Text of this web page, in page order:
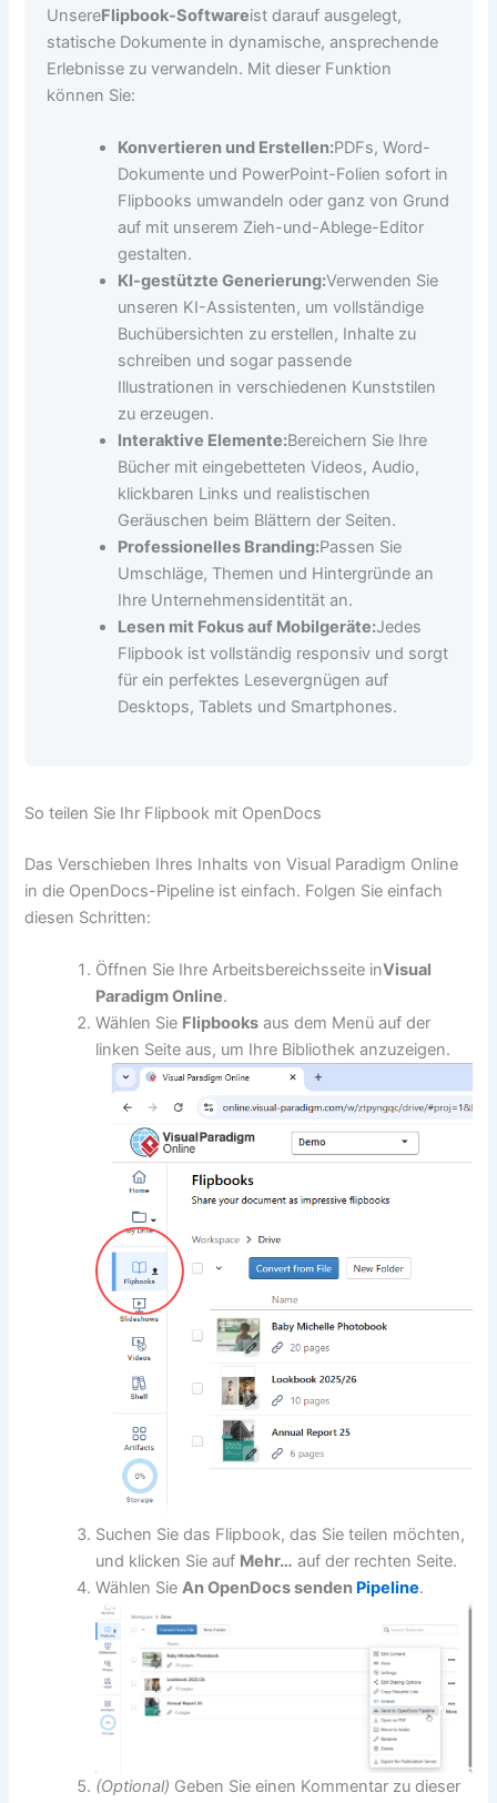
UnsereFlipbook-Softwareist darauf ausgelegt,
statische Dokumente in dynamische, ansprechende
Erlebnisse zu verwandeln. Mit dieser Funktion
können Sie:
Konvertieren und Erstellen:PDFs, Word-
Dokumente und PowerPoint-Folien sofort in
Flipbooks umwandeln oder ganz von Grund
auf mit unserem Zieh-und-Ablege-Editor
gestalten.
KI-gestützte Generierung:Verwenden Sie
unseren KI-Assistenten, um vollständige
Buchübersichten zu erstellen, Inhalte zu
schreiben und sogar passende
Illustrationen in verschiedenen Kunststilen
zu erzeugen.
Interaktive Elemente:Bereichern Sie Ihre
Bücher mit eingebetteten Videos, Audio,
klickbaren Links und realistischen
Geräuschen beim Blättern der Seiten.
Professionelles Branding:Passen Sie
Umschläge, Themen und Hintergründe an
Ihre Unternehmensidentität an.
Lesen mit Fokus auf Mobilgeräte:Jedes
Flipbook ist vollständig responsiv und sorgt
für ein perfektes Lesevergnügen auf
Desktops, Tablets und Smartphones.
So teilen Sie Ihr Flipbook mit OpenDocs
Das Verschieben Ihres Inhalts von Visual Paradigm Online
in die OpenDocs-Pipeline ist einfach. Folgen Sie einfach
diesen Schritten:
Öffnen Sie Ihre Arbeitsbereichsseite inVisual
Paradigm Online.
Wählen Sie Flipbooks aus dem Menü auf der
linken Seite aus, um Ihre Bibliothek anzuzeigen.
Suchen Sie das Flipbook, das Sie teilen möchten,
und klicken Sie auf Mehr… auf der rechten Seite.
Wählen SieAn OpenDocs senden Pipeline.
(Optional) Geben Sie einen Kommentar zu dieser